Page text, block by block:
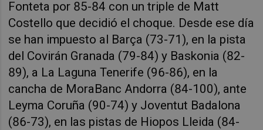
Fonteta por 85-84 con un triple de Matt
Costello que decidió el choque. Desde ese día
se han impuesto al Barça (73-71), en la pista
del Covirán Granada (79-84) y Baskonia (82-
89), a La Laguna Tenerife (96-86), en la
cancha de MoraBanc Andorra (84-100), ante
Leyma Coruña (90-74) y Joventut Badalona
(86-73), en las pistas de Hiopos Lleida (84-